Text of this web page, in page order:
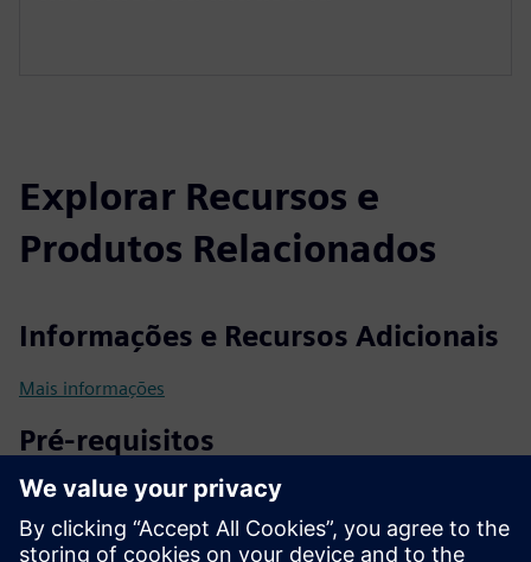
Explorar Recursos e
Produtos Relacionados
Informações e Recursos Adicionais
Mais informações
Pré-requisitos
Subscrição Mendix
Infraestrutura de TI
Objetivos claros